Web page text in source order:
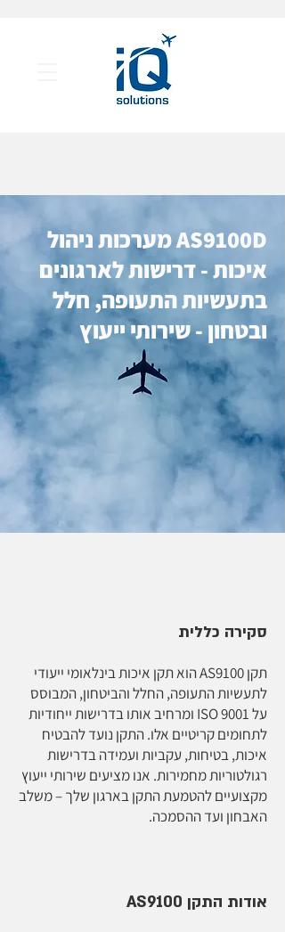
AS9100D מערכות ניהול
איכות - דרישות לארגונים
בתעשיות התעופה, חלל
ובטחון - שירותי ייעוץ
סקירה כללית
תקן AS9100 הוא תקן איכות בינלאומי ייעודי
לתעשיות התעופה, החלל והביטחון, המבוסס
על ISO 9001 ומרחיב אותו בדרישות ייחודיות
לתחומים קריטיים אלו. התקן נועד להבטיח
איכות, בטיחות, עקביות ועמידה בדרישות
רגולטוריות מחמירות. אנו מציעים שירותי ייעוץ
מקצועיים להטמעת התקן בארגון שלך – משלב
האבחון ועד ההסמכה.
אודות התקן AS9100